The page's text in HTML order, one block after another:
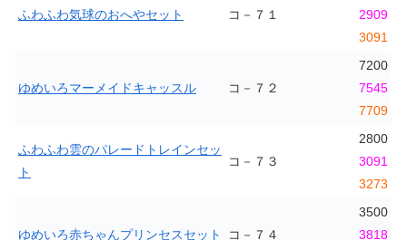
ふわふわ気球のおへやセット コ－７１
2909
3091
ゆめいろマーメイドキャッスル コ－７２
7200
7545
7709
ふわふわ雲のパレードトレインセッ
ト
コ－７３
2800
3091
3273
ゆめいろ赤ちゃんプリンセスセット コ－７４
3500
3818